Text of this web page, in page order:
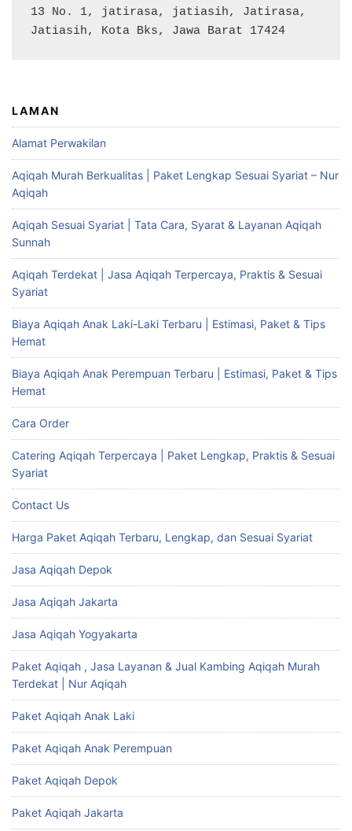
13 No. 1, jatirasa, jatiasih, Jatirasa,
Jatiasih, Kota Bks, Jawa Barat 17424
LAMAN
Alamat Perwakilan
Aqiqah Murah Berkualitas | Paket Lengkap Sesuai Syariat – Nur
Aqiqah
Aqiqah Sesuai Syariat | Tata Cara, Syarat & Layanan Aqiqah
Sunnah
Aqiqah Terdekat | Jasa Aqiqah Terpercaya, Praktis & Sesuai
Syariat
Biaya Aqiqah Anak Laki-Laki Terbaru | Estimasi, Paket & Tips
Hemat
Biaya Aqiqah Anak Perempuan Terbaru | Estimasi, Paket & Tips
Hemat
Cara Order
Catering Aqiqah Terpercaya | Paket Lengkap, Praktis & Sesuai
Syariat
Contact Us
Harga Paket Aqiqah Terbaru, Lengkap, dan Sesuai Syariat
Jasa Aqiqah Depok
Jasa Aqiqah Jakarta
Jasa Aqiqah Yogyakarta
Paket Aqiqah , Jasa Layanan & Jual Kambing Aqiqah Murah
Terdekat | Nur Aqiqah
Paket Aqiqah Anak Laki
Paket Aqiqah Anak Perempuan
Paket Aqiqah Depok
Paket Aqiqah Jakarta